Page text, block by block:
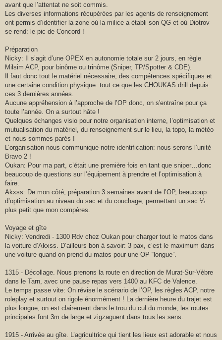
avant que l’attentat ne soit commis.
Les diverses informations récupérées par les agents de renseignement
ont permis d’identifier la zone où la milice a établi son QG et où Diotrov
se rend: le pic de Concord !
Préparation
Nicky: Il s’agit d’une OPEX en autonomie totale sur 2 jours, en règle
Milsim ACP, pour binôme ou trinôme (Sniper, TP/Spotter & CDE).
Il faut donc tout le matériel nécessaire, des compétences spécifiques et
une certaine condition physique: tout ce que les CHOUKAS drill depuis
ces 3 dernières années.
Aucune appréhension à l’approche de l’OP donc, on s'entraîne pour ça
toute l’année. On a surtout hâte !
Quelques échanges visio pour notre organisation interne, l’optimisation et
mutualisation du matériel, du renseignement sur le lieu, la topo, la météo
et nous sommes parés !
L’organisation nous communique notre identification: nous serons l’unité
Bravo 2 !
Oukan: Pour ma part, c’était une première fois en tant que sniper…donc
beaucoup de questions sur l’équipement à prendre et l’optimisation à
faire.
Akxss: De mon côté, préparation 3 semaines avant de l’OP, beaucoup
d’optimisation au niveau du sac et du couchage, permettant un sac ⅓
plus petit que mon compères.
Voyage et gîte
Nicky: Vendredi - 1300 Rdv chez Oukan pour charger tout le matos dans
la voiture d’Akxss. D’ailleurs bon à savoir: 3 pax, c’est le maximum dans
une voiture quand on prend du matos pour une OP “longue”.
1315 - Décollage. Nous prenons la route en direction de Murat-Sur-Vèbre
dans le Tarn, avec une pause repas vers 1400 au KFC de Valence.
Le temps passe vite: On révise le scénario de l’OP, les règles ACP, notre
roleplay et surtout on rigole énormément ! La dernière heure du trajet est
plus longue, on est clairement dans le trou du cul du monde, les routes
principales font 3m de large et zigzaguent dans tous les sens.
1915 - Arrivée au gîte. L’agricultrice qui tient les lieux est adorable et nous